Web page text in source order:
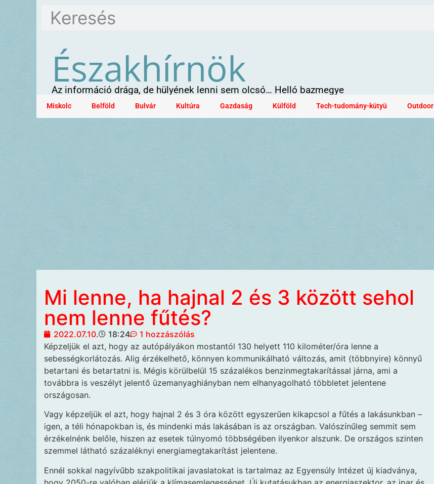
Északhírnök
Az információ drága, de hülyének lenni sem olcsó… Helló bazmegye
Miskolc Belföld Bulvár Kultúra Gazdaság Külföld Tech-tudomány-kütyü Outdoor
Mi lenne, ha hajnal 2 és 3 között sehol
nem lenne fűtés?
2022.07.10. 18:24
1 hozzászólás
Képzeljük el azt, hogy az autópályákon mostantól 130 helyett 110 kilométer/óra lenne a
sebességkorlátozás. Alig érzékelhető, könnyen kommunikálható változás, amit (többnyire) könnyű
betartani és betartatni is. Mégis körülbelül 15 százalékos benzinmegtakarítással járna, ami a
továbbra is veszélyt jelentő üzemanyaghiányban nem elhanyagolható többletet jelentene
országosan.
Vagy képzeljük el azt, hogy hajnal 2 és 3 óra között egyszerűen kikapcsol a fűtés a lakásunkban –
igen, a téli hónapokban is, és mindenki más lakásában is az országban. Valószínűleg semmit sem
érzékelnénk belőle, hiszen az esetek túlnyomó többségében ilyenkor alszunk. De országos szinten
szemmel látható százaléknyi energiamegtakarítást jelentene.
Ennél sokkal nagyívűbb szakpolitikai javaslatokat is tartalmaz az Egyensúly Intézet új kiadványa,